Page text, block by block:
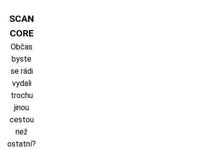
content
SCAN
CORE
Občas
byste
se rádi
vydali
trochu
jinou
cestou
než
ostatní?